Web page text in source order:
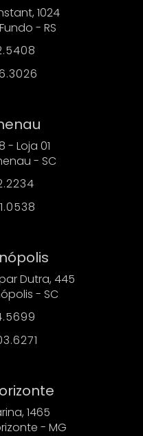
1024
- RS
- Loja 01
- SC
Dutra, 445
- SC
1465
- MG